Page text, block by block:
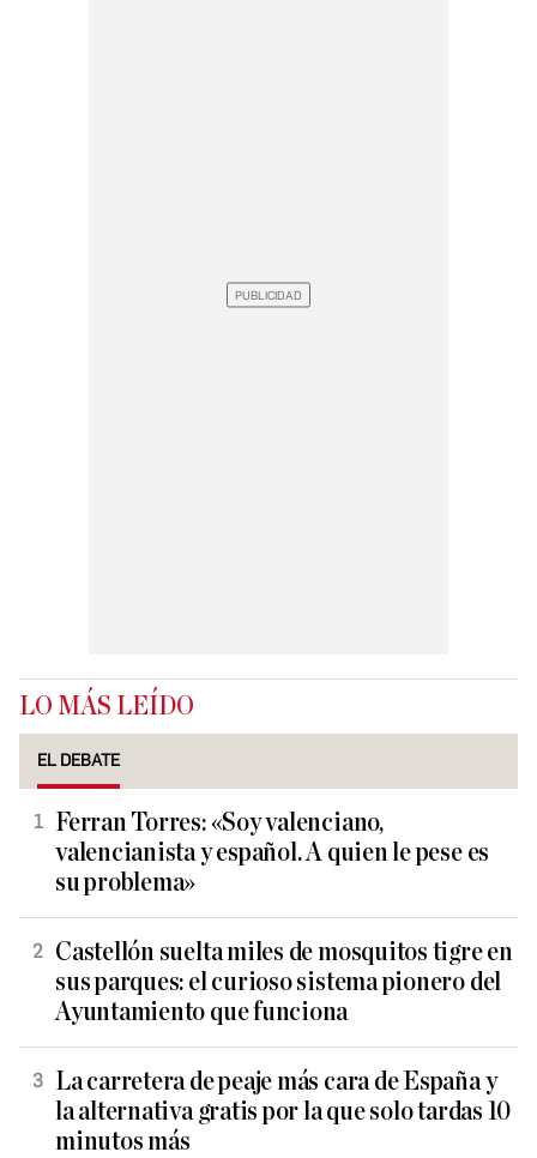
LO MÁS LEÍDO
EL DEBATE
Ferran Torres: «Soy valenciano,
valencianista y español. A quien le pese es
su problema»
Castellón suelta miles de mosquitos tigre en
sus parques: el curioso sistema pionero del
Ayuntamiento que funciona
La carretera de peaje más cara de España y
la alternativa gratis por la que solo tardas 10
minutos más